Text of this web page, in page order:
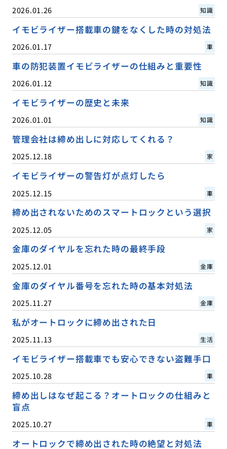
2026.01.26 知識
イモビライザー搭載車の鍵をなくした時の対処法
2026.01.17 車
車の防犯装置イモビライザーの仕組みと重要性
2026.01.12 知識
イモビライザーの歴史と未来
2026.01.01 知識
管理会社は締め出しに対応してくれる？
2025.12.18 家
イモビライザーの警告灯が点灯したら
2025.12.15 車
締め出されないためのスマートロックという選択
2025.12.05 家
金庫のダイヤルを忘れた時の最終手段
2025.12.01 金庫
金庫のダイヤル番号を忘れた時の基本対処法
2025.11.27 金庫
私がオートロックに締め出された日
2025.11.13 生活
イモビライザー搭載車でも安心できない盗難手口
2025.10.28 車
締め出しはなぜ起こる？オートロックの仕組みと
盲点
2025.10.27 車
オートロックで締め出された時の絶望と対処法